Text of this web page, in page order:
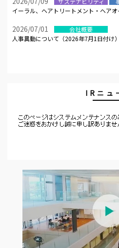
イーラル、ヘアトリートメント・ヘア
2026/07/01
会社概要
人事異動について（2026年7月1日付け）
IRニュ